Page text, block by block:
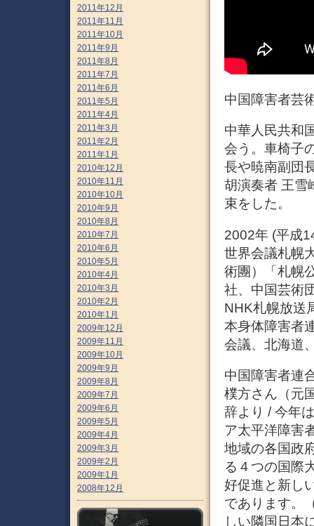
中国障害者芸
中華人民共和
会う。車椅子
長や暁南副団
胡演奏者 王雪
束をした。
2002年 (平成
世界会議札幌
術團）「札幌
社、中国芸術
NHK札幌放送
本身体障害者
会議、北海道
中国障害者連
樸方さん（元
辞より / 今年
ア太平洋障害
地域の各国政
る４つの国際
好促進と新し
であります。
しい隣国日本
2011年12月
2011年11月
2011年10月
2011年9月
2011年8月
2011年7月
2011年6月
2011年5月
2011年4月
2011年3月
2011年2月
2011年1月
2010年12月
2010年11月
2010年10月
2010年9月
2010年8月
2010年7月
2010年6月
2010年5月
2010年4月
2010年3月
2010年2月
2010年1月
2009年12月
2009年11月
2009年10月
2009年9月
2009年8月
2009年7月
2009年6月
2009年5月
2009年4月
2009年3月
2009年2月
2009年1月
2008年12月